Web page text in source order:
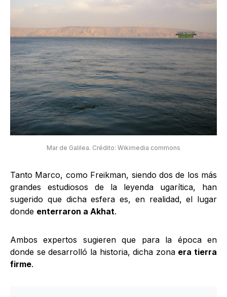
Mar de Galilea. Crédito: Wikimedia commons
Tanto Marco, como Freikman, siendo dos de los más
grandes estudiosos de la leyenda ugarítica, han
sugerido que dicha esfera es, en realidad, el lugar
donde enterraron a Akhat.
Ambos expertos sugieren que para la época en
donde se desarrolló la historia, dicha zona era tierra
firme.